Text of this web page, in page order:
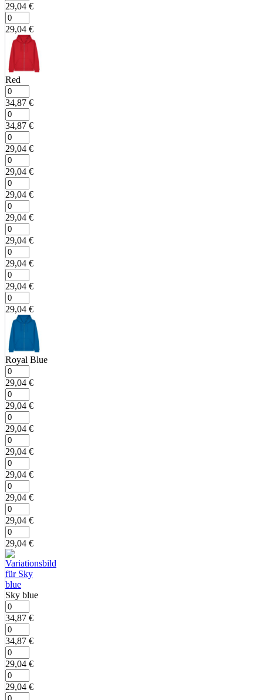
29,04 €
29,04 €
Red
34,87 €
34,87 €
29,04 €
29,04 €
29,04 €
29,04 €
29,04 €
29,04 €
29,04 €
29,04 €
Royal Blue
29,04 €
29,04 €
29,04 €
29,04 €
29,04 €
29,04 €
29,04 €
29,04 €
Sky blue
34,87 €
34,87 €
29,04 €
29,04 €